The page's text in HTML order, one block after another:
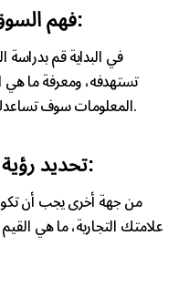
فهم السوق والجمهور المستهدف:
في البداية قم
تستهدفه، ومعرفة ما هي
المعلومات سوف تساعدك في بناء علامة تجارية تلبي توقعاتهم.
تحديد رؤية ورسالة العلامة التجارية:
من جهة أخرى يجب أن
علامتك التجارية، ما هي